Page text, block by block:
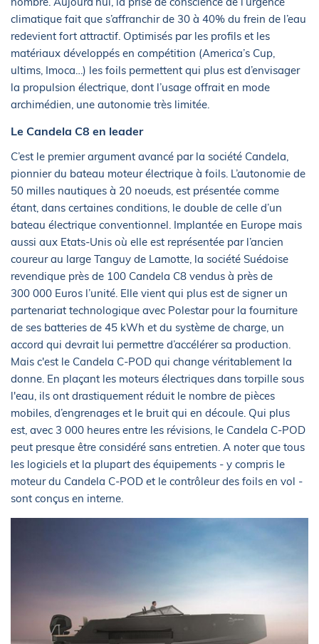
climatique fait que s’affranchir de 30 à 40% du frein de l’eau
redevient fort attractif. Optimisés par les profils et les
matériaux développés en compétition (America’s Cup,
ultims, Imoca…) les foils permettent qui plus est d’envisager
la propulsion électrique, dont l’usage offrait en mode
archimédien, une autonomie très limitée.
Le Candela C8 en leader
C’est le premier argument avancé par la société Candela,
pionnier du bateau moteur électrique à foils. L’autonomie de
50 milles nautiques à 20 noeuds, est présentée comme
étant, dans certaines conditions, le double de celle d’un
bateau électrique conventionnel. Implantée en Europe mais
aussi aux Etats-Unis où elle est représentée par l’ancien
coureur au large Tanguy de Lamotte, la société Suédoise
revendique près de 100 Candela C8 vendus à près de
300 000 Euros l’unité. Elle vient qui plus est de signer un
partenariat technologique avec Polestar pour la fourniture
de ses batteries de 45 kWh et du système de charge, un
accord qui devrait lui permettre d’accélérer sa production.
Mais c'est le Candela C-POD qui change véritablement la
donne. En plaçant les moteurs électriques dans torpille sous
l'eau, ils ont drastiquement réduit le nombre de pièces
mobiles, d’engrenages et le bruit qui en découle. Qui plus
est, avec 3 000 heures entre les révisions, le Candela C-POD
peut presque être considéré sans entretien. A noter que tous
les logiciels et la plupart des équipements - y compris le
moteur du Candela C-POD et le contrôleur des foils en vol -
sont conçus en interne.